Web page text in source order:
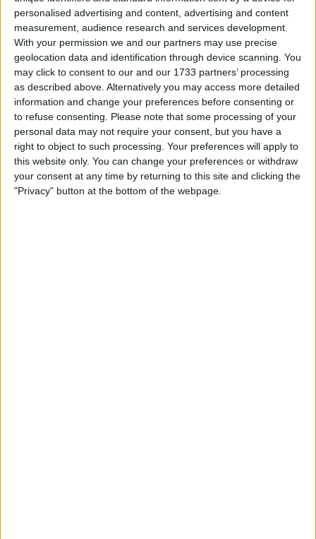
personalised advertising and content, advertising and content
measurement, audience research and services development.
With your permission we and our partners may use precise
geolocation data and identification through device scanning. You
may click to consent to our and our 1733 partners’ processing
as described above. Alternatively you may access more detailed
information and change your preferences before consenting or
to refuse consenting.
Please note that some processing of your
personal data may not require your consent, but you have a
right to object to such processing. Your preferences will apply to
this website only. You can change your preferences or withdraw
your consent at any time by returning to this site and clicking the
"Privacy" button at the bottom of the webpage.
mudar num instante.